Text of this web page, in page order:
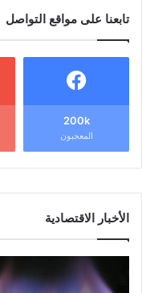
تابعنا على مواقع التواصل
200k
المعجبون
الأخبار الاقتصادية